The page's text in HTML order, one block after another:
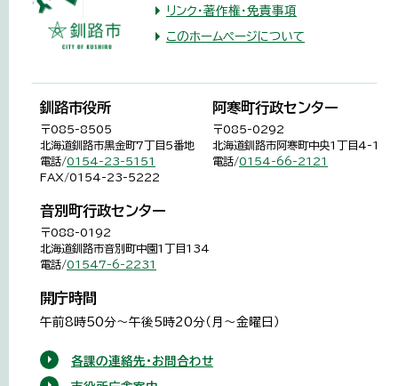
リンク・著作権・免責事項
このホームページについて
釧路市役所
〒085-8505
北海道釧路市黒金町7丁目5番地
電話/0154-23-5151
FAX/0154-23-5222
阿寒町行政センター
〒085-0292
北海道釧路市阿寒町中央1丁目4-1
電話/0154-66-2121
音別町行政センター
〒088-0192
北海道釧路市音別町中園1丁目134
電話/01547-6-2231
開庁時間
午前8時50分～午後5時20分（月～金曜日）
各課の連絡先・お問合わせ